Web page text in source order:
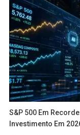
S&P 500 Em
Investimento Em